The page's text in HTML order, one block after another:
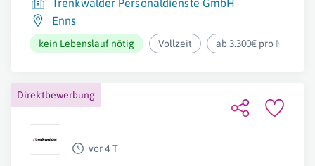
Trenkwalder Personaldienste GmbH
Enns
kein Lebenslauf nötig Vollzeit ab 3.300€ pro Monat
Direktbewerbung
vor 4 T